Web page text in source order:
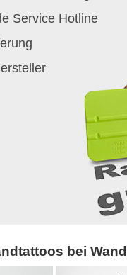
Service Hotline
bei